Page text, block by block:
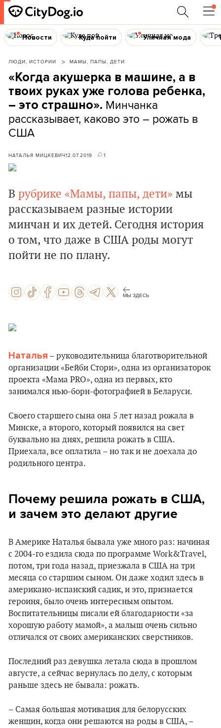
Новости Куда пойти Уличная мода
ЛЮДИ, ИСТОРИИ МАМЫ, ПАПЫ, ДЕТИ
«Когда акушерка в машине, а в
твоих руках уже голова ребенка,
– это страшно». Минчанка
рассказывает, каково это – рожать в
США
НАТАЛЬЯ МИЦКЕВИЧ12.07.2019 1
В рубрике «Мамы, папы, дети» мы
рассказываем разные истории
минчан и их детей. Сегодня история
о том, что даже в США роды могут
пойти не по плану.
МЫ ЗДЕСЬ
Наталья – руководительница благотворительной
организации «Бейби Стори», одна из организаторок
проекта «Мама PRO», одна из первых, кто
занимался нью-борн-фотографией в Беларуси.
Своего старшего сына она 5 лет назад рожала в
Минске, а второго, который появился на свет
буквально на днях, решила рожать в США.
Приехала, все оплатила – но так и не доехала до
родильного центра.
Почему решила рожать в США,
и зачем это делают другие
В Америке Наталья бывала уже много раз: начиная
с 2004-го ездила сюда по программе Work&Travel,
потом, три года назад, приезжала в США на три
месяца со старшим сыном. Он даже ходил здесь в
американо-испанский садик, и это, признается
героиня, было очень интересным опытом.
Воспитательницы писали ей благодарности «за
хорошую работу мамой», а малыш очень сильно
отличался от своих американских сверстников.
Последний раз девушка летала сюда в прошлом
августе, а сейчас вернулась по делу, с которым
раньше здесь не бывала: рожать.
– Самая большая мотивация для белорусских
женщин, когда они решаются на роды в США, –